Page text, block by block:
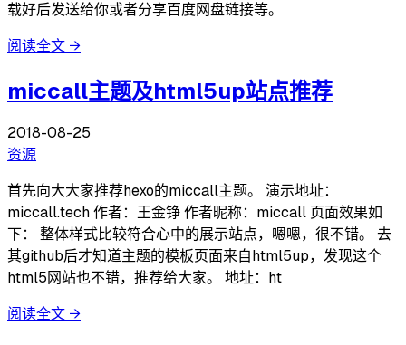
载好后发送给你或者分享百度网盘链接等。
阅读全文 →
miccall主题及html5up站点推荐
2018-08-25
资源
首先向大大家推荐hexo的miccall主题。 演示地址：
miccall.tech 作者：王金铮 作者昵称：miccall 页面效果如
下： 整体样式比较符合心中的展示站点，嗯嗯，很不错。 去
其github后才知道主题的模板页面来自html5up，发现这个
html5网站也不错，推荐给大家。 地址：ht
阅读全文 →